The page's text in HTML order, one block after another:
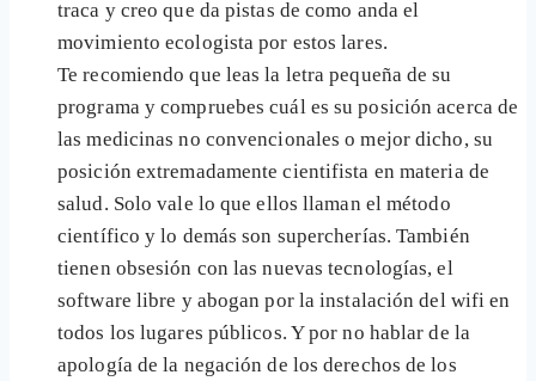
traca y creo que da pistas de como anda el
movimiento ecologista por estos lares.
Te recomiendo que leas la letra pequeña de su
programa y compruebes cuál es su posición acerca de
las medicinas no convencionales o mejor dicho, su
posición extremadamente cientifista en materia de
salud. Solo vale lo que ellos llaman el método
científico y lo demás son supercherías. También
tienen obsesión con las nuevas tecnologías, el
software libre y abogan por la instalación del wifi en
todos los lugares públicos. Y por no hablar de la
apología de la negación de los derechos de los